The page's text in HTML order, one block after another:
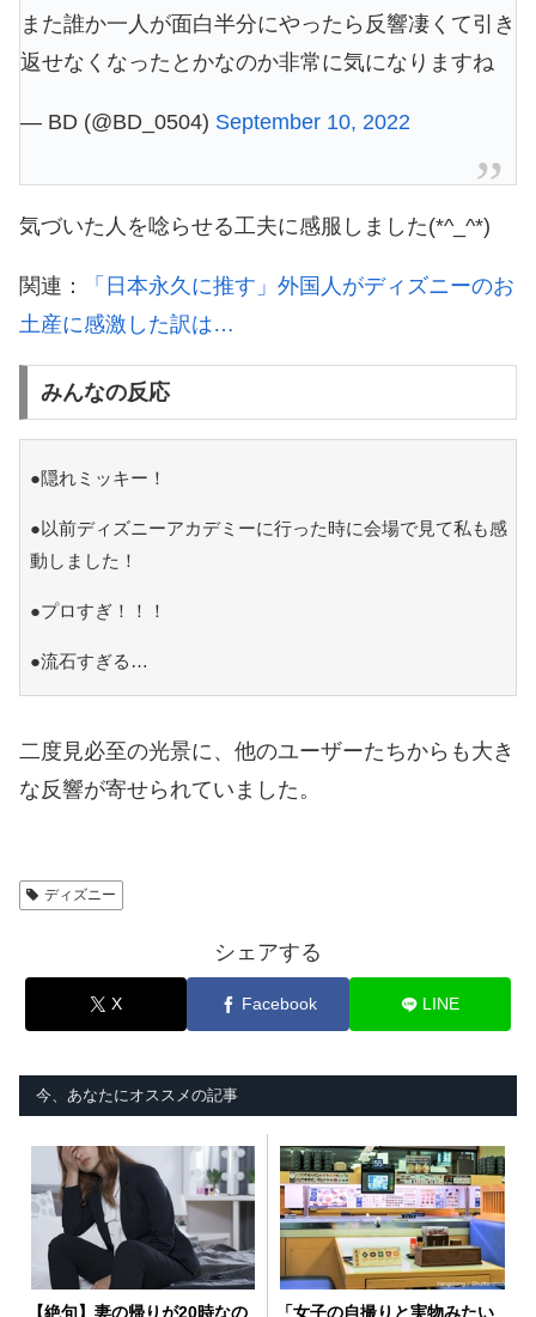
また誰か一人が面白半分にやったら反響凄くて引き
返せなくなったとかなのか非常に気になりますね
— BD (@BD_0504) September 10, 2022
気づいた人を唸らせる工夫に感服しました(*^_^*)
関連：
「日本永久に推す」外国人がディズニーのお
土産に感激した訳は…
みんなの反応
●隠れミッキー！
●以前ディズニーアカデミーに行った時に会場で見て私も感
動しました！
●プロすぎ！！！
●流石すぎる…
二度見必至の光景に、他のユーザーたちからも大き
な反響が寄せられていました。
ディズニー
シェアする
X Facebook LINE
今、あなたにオススメの記事
【絶句】妻の帰りが20時なの 「女子の自撮りと実物みたい